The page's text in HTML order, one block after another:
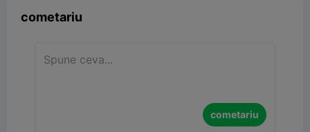
cometariu
cometariu